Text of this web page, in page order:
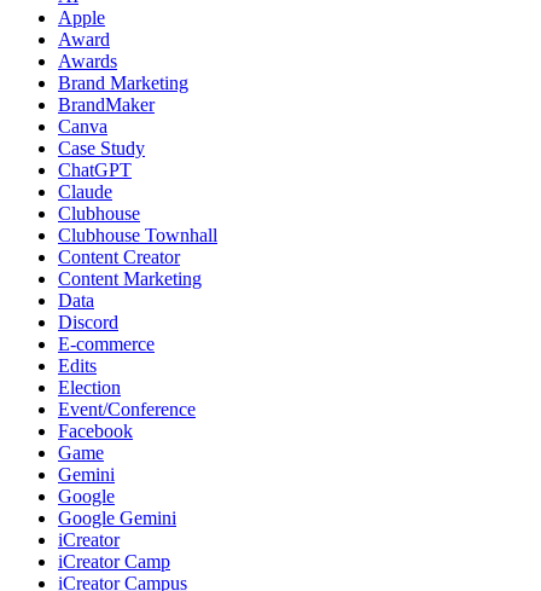
Apple
Award
Awards
Brand Marketing
BrandMaker
Canva
Case Study
ChatGPT
Claude
Clubhouse
Clubhouse Townhall
Content Creator
Content Marketing
Data
Discord
E-commerce
Edits
Election
Event/Conference
Facebook
Game
Gemini
Google
Google Gemini
iCreator
iCreator Camp
iCreator Campus